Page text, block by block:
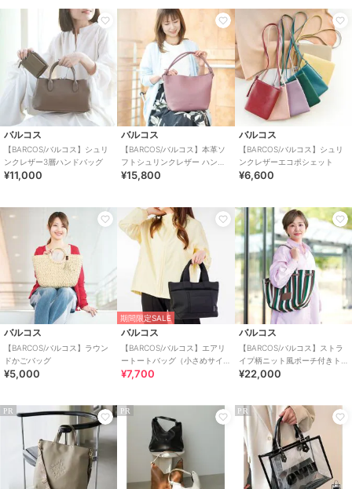
バルコス
【BARCOS/バルコス】シュリ
ンクレザー3層ハンドバッグ
¥11,000
バルコス
【BARCOS/バルコス】本革ソ
フトシュリンクレザー ハンド
ルデザインホーボーバッグ
¥15,800
バルコス
【BARCOS/バルコス】シュリ
ンクレザーエコポシェット
¥6,600
バルコス
【BARCOS/バルコス】ラウン
ドかごバッグ
¥5,000
期間限定SALE
バルコス
【BARCOS/バルコス】エアリ
ートートバッグ（小さめサイ
ズ）
¥7,700
バルコス
【BARCOS/バルコス】ストラ
イプ柄ニット風ポーチ付きト
ートバッグ
¥22,000
PR PR PR